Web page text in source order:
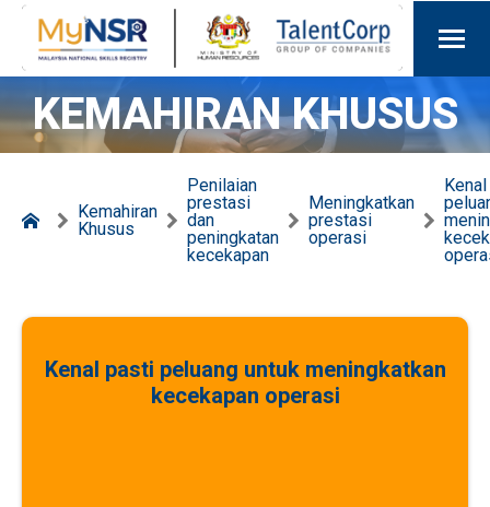
KEMAHIRAN KHUSUS
Kemahiran
Khusus
Penilaian
prestasi
dan
peningkatan
kecekapan
Meningkatkan
prestasi
operasi
Kenal pasti peluang untuk meningkatkan
kecekapan operasi